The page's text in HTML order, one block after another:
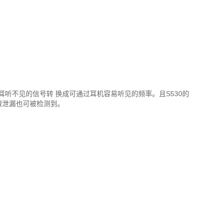
不见的信号转 换成可通过耳机容易听见的频率。且S530的
漏也可被检测到。